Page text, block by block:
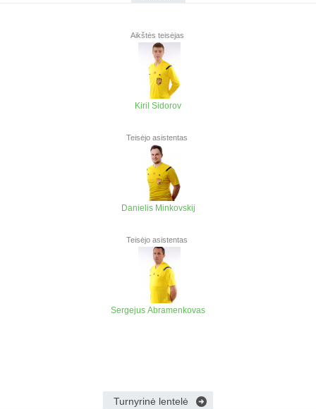
Aikštės teisėjas
Kiril Sidorov
Teisėjo asistentas
Danielis Minkovskij
Teisėjo asistentas
Sergejus Abramenkovas
Turnyrinė lentelė